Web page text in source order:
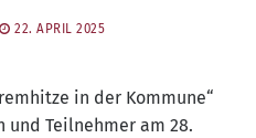
22. APRIL 2025
in der Kom­mu­ne“
und Teil­neh­mer am 28.